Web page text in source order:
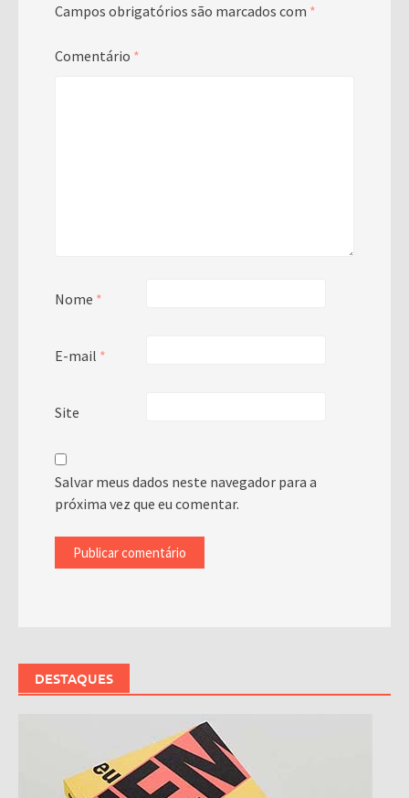
Campos obrigatórios são marcados com *
Comentário *
Nome *
E-mail *
Site
Salvar meus dados neste navegador para a
próxima vez que eu comentar.
DESTAQUES